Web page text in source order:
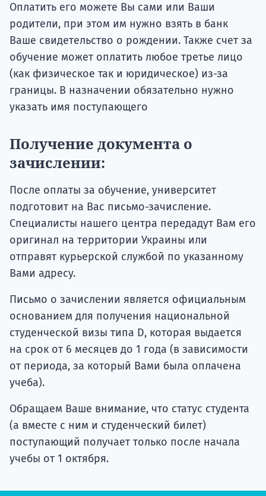
Оплатить его можете Вы сами или Ваши
родители, при этом им нужно взять в банк
Ваше свидетельство о рождении. Также счет за
обучение может оплатить любое третье лицо
(как физическое так и юридическое) из-за
границы. В назначении обязательно нужно
указать имя поступающего
Получение документа о
зачислении:
После оплаты за обучение, университет
подготовит на Вас письмо-зачисление.
Специалисты нашего центра передадут Вам его
оригинал на территории Украины или
отправят курьерской службой по указанному
Вами адресу.
Письмо о зачислении является официальным
основанием для получения национальной
студенческой визы типа D, которая выдается
на срок от 6 месяцев до 1 года (в зависимости
от периода, за который Вами была оплачена
учеба).
Обращаем Ваше внимание, что статус студента
(а вместе с ним и студенческий билет)
поступающий получает только после начала
учебы от 1 октября.